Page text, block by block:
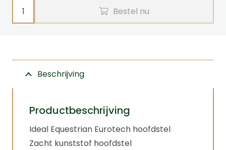
Hoofdstel
EUROTECH
Equestrian
aantal
Bestel nu
Beschrijving
Productbeschrijving
Ideal Equestrian Eurotech hoofdstel
Zacht kunststof hoofdstel